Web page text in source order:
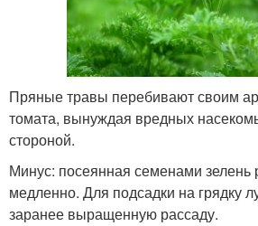
Пряные травы перебивают своим
томата, вынуждая вредных
стороной.
Минус: посеянная семенами зелень
медленно. Для подсадки на грядку
заранее выращенную рассаду.